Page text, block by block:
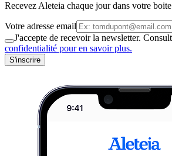
Recevez Aleteia chaque jour dans votre
Votre adresse email
J'accepte de recevoir la newsletter.
confidentialité pour en savoir plus.
S'inscrire